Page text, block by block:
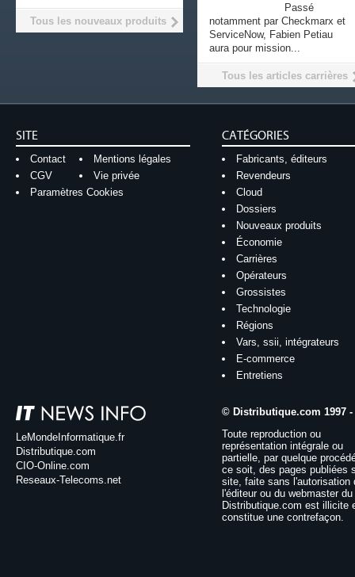
Passé
notamment par Checkmarx et
ServiceNow, Fabien Petiau
aura pour mission...
Tous les articles carrières
Tous les nouveaux produits
SITE
Contact
Mentions légales
CGV
Vie privée
Paramètres Cookies
CATÉGORIES
Fabricants, éditeurs
Revendeurs
Cloud
Dossiers
Nouveaux produits
Économie
Carrières
Opérateurs
Grossistes
Technologie
Régions
Vars, ssii, intégrateurs
E-commerce
Entretiens
LeMondeInformatique.fr
Distributique.com
CIO-Online.com
Reseaux-Telecoms.net
© Distributique.com 1997 -
Toute reproduction ou
représentation intégrale ou
partielle, par quelque
ce soit, des pages publiées
site, faite sans l'autorisation
l'éditeur ou du webmaster
Distributique.com est illicite
constitue une contrefaçon.